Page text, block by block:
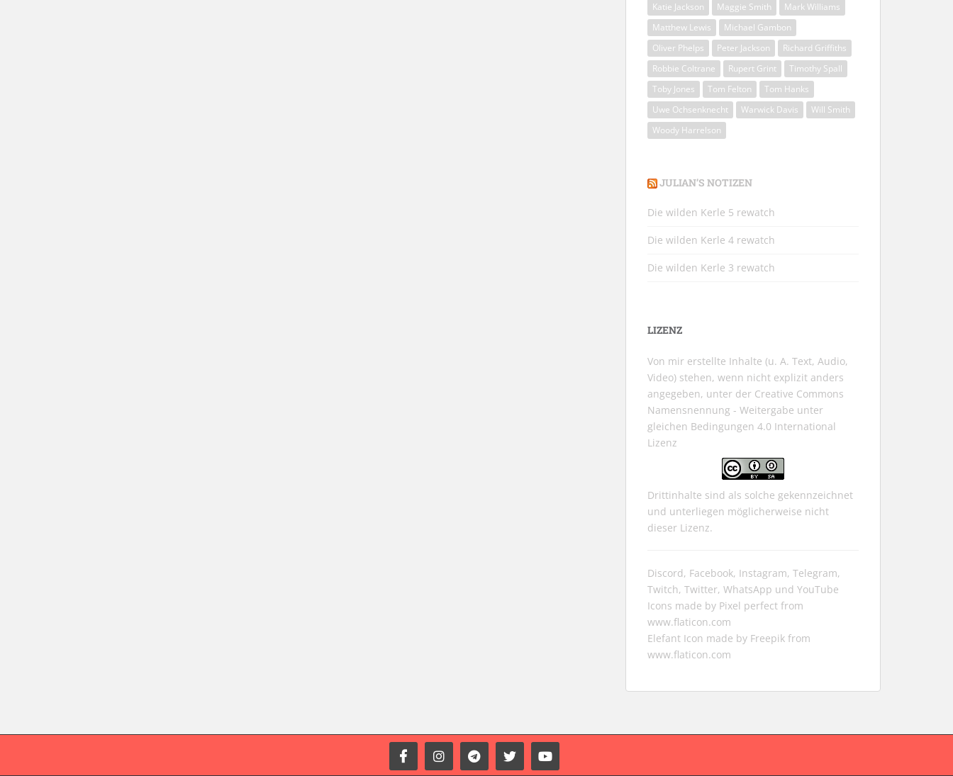
Katie Jackson
Maggie Smith
Mark Williams
Matthew Lewis
Michael Gambon
Oliver Phelps
Peter Jackson
Richard Griffiths
Robbie Coltrane
Rupert Grint
Timothy Spall
Toby Jones
Tom Felton
Tom Hanks
Uwe Ochsenknecht
Warwick Davis
Will Smith
Woody Harrelson
JULIAN’S NOTIZEN
Die wilden Kerle 5 rewatch
Die wilden Kerle 4 rewatch
Die wilden Kerle 3 rewatch
LIZENZ
Von mir erstellte Inhalte (u. A. Text, Audio,
Video) stehen, wenn nicht explizit anders
angegeben, unter der Creative Commons
Namensnennung - Weitergabe unter
gleichen Bedingungen 4.0 International
Lizenz
Drittinhalte sind als solche gekennzeichnet
und unterliegen möglicherweise nicht
dieser Lizenz.
Discord, Facebook, Instagram, Telegram,
Twitch, Twitter, WhatsApp und YouTube
Icons made by Pixel perfect from
www.flaticon.com
Elefant Icon made by Freepik from
www.flaticon.com